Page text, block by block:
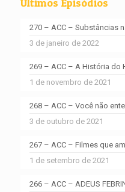
Últimos Episódios
270 – ACC – Substâncias
3 de janeiro de 2022
269 – ACC – A História do
1 de novembro de 2021
268 – ACC – Você não
3 de outubro de 2021
267 – ACC – Filmes que
1 de setembro de 2021
266 – ACC – ADEUS